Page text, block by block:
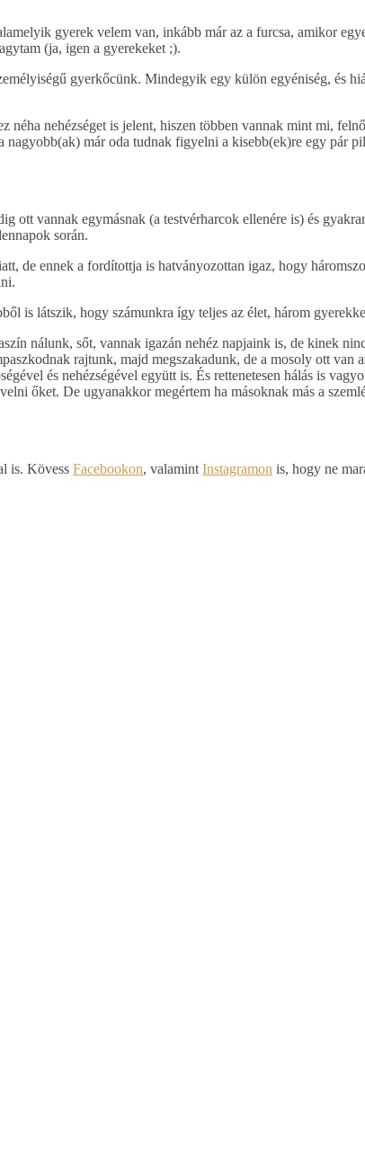
gyerek velem van, inkább már az a furcsa, amikor
(ja, igen a gyerekeket ;).
gyerkőcünk. Mindegyik egy külön egyéniség, és
nehézséget is jelent, hiszen többen vannak mint mi,
már oda tudnak figyelni a kisebb(ek)re egy pár
ott vannak egymásnak (a testvérharcok ellenére is) és
során.
de ennek a fordítottja is hatványozottan igaz, hogy
is látszik, hogy számunkra így teljes az élet, három
nálunk, sőt, vannak igazán nehéz napjaink is, de kinek
rajtunk, majd megszakadunk, de a mosoly ott van
és nehézségével együtt is. És rettenetesen hálás is
őket. De ugyanakkor megértem ha másoknak más a
is. Kövess Facebookon, valamintInstagramon is, hogy ne